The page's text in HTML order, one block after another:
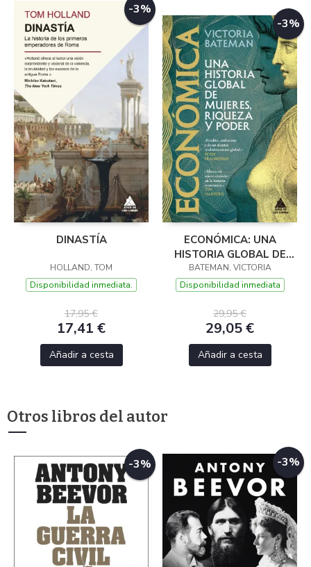
-3%
DINASTÍA
HOLLAND, TOM
Disponibilidad inmediata.
17,95 €
17,41 €
Añadir a cesta
-3%
ECONÓMICA: UNA
HISTORIA GLOBAL DE
MUJERES, RIQUEZA Y
PODER
BATEMAN, VICTORIA
Disponibilidad inmediata
29,95 €
29,05 €
Añadir a cesta
Otros libros del autor
-3% -3%